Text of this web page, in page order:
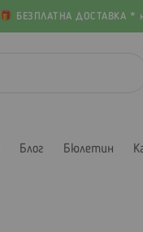
БЕЗПЛАТНА ДОСТАВКА *
Блог Бюлетин